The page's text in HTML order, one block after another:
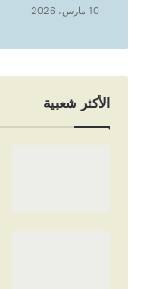
10 مارس، 2026
الأكثر شعبية